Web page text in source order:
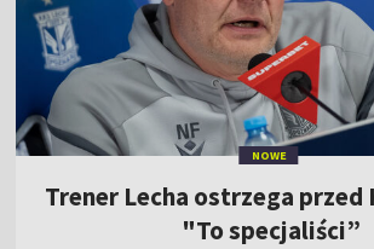
NOWE
Trener Lecha ostrzega przed
"To specjaliści”